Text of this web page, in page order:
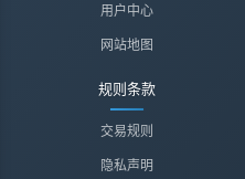
用户中心
网站地图
规则条款
交易规则
隐私声明